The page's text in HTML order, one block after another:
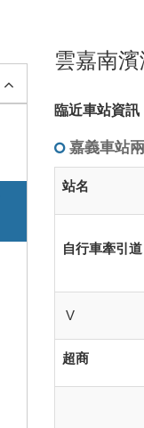
雲嘉南
臨近車站資訊
嘉義車站
站名
自行車牽引道
V
超商